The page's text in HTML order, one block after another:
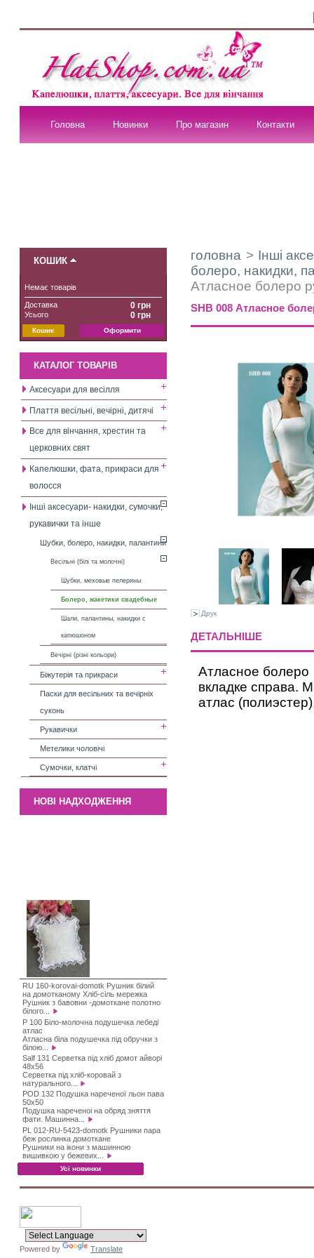
Головна Новинки Про магазин Контакти
КОШИК
Немає товарів
Доставка 0 грн
Усього 0 грн
Кошик Оформити
КАТАЛОГ ТОВАРІВ
Аксесуари для весілля
Плаття весільні, вечірні, дитячі
Все для вінчання, хрестин та
церковних свят
Капелюшки, фата, прикраси для
волосся
Інші аксесуари- накидки, сумочки,
рукавички та інше
Шубки, болеро, накидки, палантини
Весільні (білі та молочні)
Шубки, меховые пелерины
Болеро, жакетики свадебные
Шали, палантины, накидки с
капюшоном
Вечірні (різні кольори)
Біжутерія та прикраси
Паски для весільних та вечірніх
суконь
Рукавички
Метелики чоловічі
Сумочки, клатчі
НОВІ НАДХОДЖЕННЯ
RU 160-korovai-domotk Рушник білий
на домотканому Хліб-сіль мережка
Рушник з бавовни -домоткане полотно
білого...
P 100 Біло-молочна подушечка лебеді
атлас
Атласна біла подушечка під обручки з
білою...
Salf 131 Серветка під хліб домот айворі
48х56
Серветка під хліб-коровай з
натурального...
POD 132 Подушка нареченої льон пава
50х50
Подушка нареченоі на обряд зняття
фати. Машинна...
PL 012-RU-5423-domotk Рушники пара
беж рослинка домоткане
Рушники на ікони з машинною
вишивкою у бежевих...
Усі новинки
головна > Інші
болеро, накидки,
Атласное болеро
SHB 008 Атласное
Друк
ДЕТАЛЬНІШЕ
Атласное
вкладке справа.
атлас
Powered by Translate